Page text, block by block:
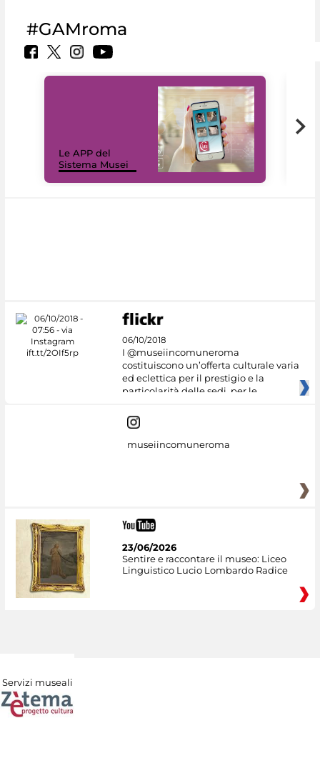
#GAMroma
Le APP del
Sistema Musei
06/10/2018
I @museiincomuneroma
costituiscono un’offerta culturale varia
ed eclettica per il prestigio e la
particolarità delle sedi, per le
museiincomuneroma
23/06/2026
Sentire e raccontare il museo: Liceo
Linguistico Lucio Lombardo Radice
Servizi museali